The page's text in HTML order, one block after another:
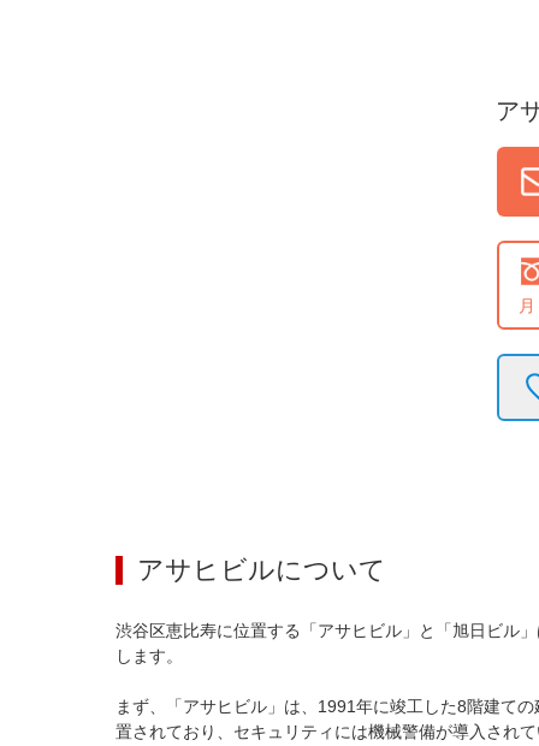
ア
アサヒビルについて
渋谷区恵比寿に位置する「アサヒビル」と「旭日ビル
します。
まず、「アサヒビル」は、1991年に竣工した8階建て
置されており、セキュリティには機械警備が導入され